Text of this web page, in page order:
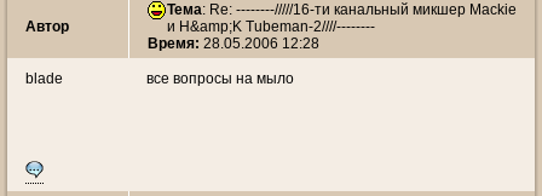
Автор
Тема: Re: --------/////16-ти канальный микшер Mackie
и H&amp;K Tubeman-2////--------
Время: 28.05.2006 12:28
blade все вопросы на мыло